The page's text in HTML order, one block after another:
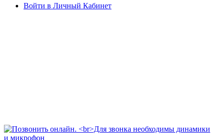
Войти в Личный Кабинет